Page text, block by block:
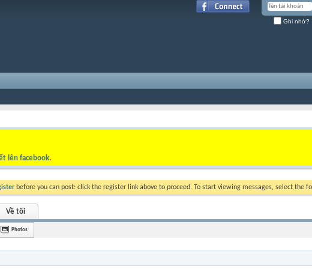
Ghi nhớ?
lên facebook.
before you can post: click the register link above to proceed. To start viewing messages, select
Về tôi
Photos